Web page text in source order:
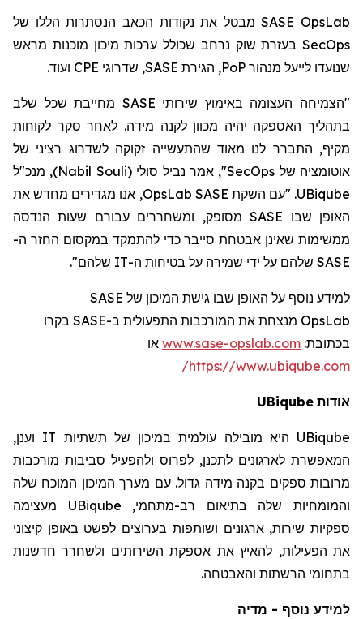
SASE OpsLabמבטל את נקודות הכאב הנסתרות הללו של
SecOps בעזרת שוק נרחב שכולל ערכות מיכון מוכנות מראש
שנועדו לייעל מנהור PoP, הגירת SASE, שדרוגי CPE ועוד.
"הצמיחה העצומה באימוץ שירותי SASE מחייבת שכל שלב
בתהליך האספקה יהיה מכוון לקנה מידה. לאחר סקר לקוחות
מקיף, התברר לנו מאוד שהתעשייה זקוקה לשדרוג רציני של
אוטומציה של SecOps", אמר נביל סולי (
Nabil Souli
), מנכ"ל
UBiqube. "עם השקת SASE OpsLab, אנו מגדירים מחדש את
האופן שבו SASE מסופק, ומשחררים עבורם שעות הנדסה
ממשימות שאינן אבטחת סייבר כדי להתמקד במקסום החזר ה-
SASE שלהם על ידי שמירה על בטיחות ה-IT שלהם".
למידע נוסף על האופן שבו גישת המיכון של SASE
OpsLab מנצחת את המורכבות התפעולית ב-SASE בקרו
בכתובת:
www.sase-opslab.com או
https://www.ubiqube.com/
אודות UBiqube
UBiqube היא מובילה עולמית במיכון של תשתיות IT וענן,
המאפשרת לארגונים לתכנן, לפרוס ולהפעיל סביבות מורכבות
מרובות ספקים בקנה מידה גדול. עם מערך המיכון המוכח שלה
והמומחיות שלה בתיאום רב-מתחמי, UBiqube מעצימה
ספקיות שירות, ארגונים ושותפות בערוצים לפשט באופן קיצוני
את הפעילות, להאיץ את אספקת השירותים ולשחרר חדשנות
בתחומי הרשתות והאבטחה.
למידע נוסף - מדיה